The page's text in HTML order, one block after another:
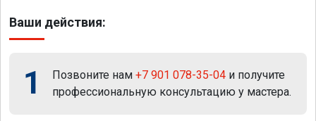
Ваши действия:
1 Позвоните нам +7 901 078-35-04 и получите
профессиональную консультацию у мастера.